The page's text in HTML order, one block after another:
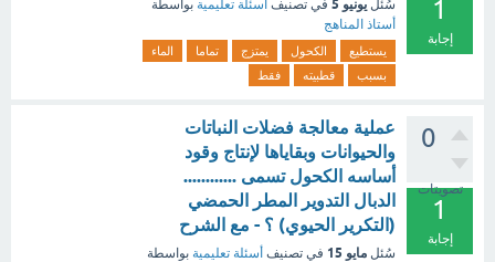
1
إجابة
سُئل يونيو 5 في تصنيف أسئلة تعليمية بواسطة
أستاذ المناهج
يستطيع الكحول يمتزج تماما
الماء
بسبب
قطبيته فقط
0
تصويتات
1
إجابة
عملية معالجة فضلات النباتات
والحيوانات وبقاياها لإنتاج وقود
أساسه الكحول تسمى ............
الدبال التدوير المطر الحمضي
(التكرير الحيوي) ؟ - مع الشرح
سُئل مايو 15 في تصنيف أسئلة تعليمية بواسطة